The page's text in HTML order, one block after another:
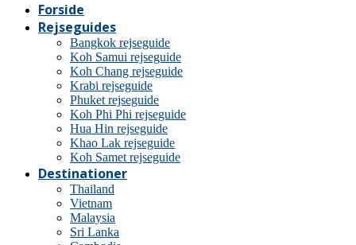
Forside
Rejseguides
Bangkok rejseguide
Koh Samui rejseguide
Koh Chang rejseguide
Krabi rejseguide
Phuket rejseguide
Koh Phi Phi rejseguide
Hua Hin rejseguide
Khao Lak rejseguide
Koh Samet rejseguide
Destinationer
Thailand
Vietnam
Malaysia
Sri Lanka